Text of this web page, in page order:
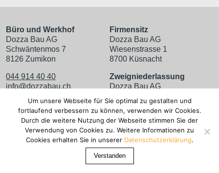
Büro und Werkhof
Dozza Bau AG
Schwäntenmos 7
8126 Zumikon
044 914 40 40
info@dozzabau.ch
Google Maps
Firmensitz
Dozza Bau AG
Wiesenstrasse 1
8700 Küsnacht
Zweigniederlassung
Dozza Bau AG
8002 Zürich
Impressum
Datenschutzerklärung
Facebook
Um unsere Webseite für Sie optimal zu gestalten und
fortlaufend verbessern zu können, verwenden wir Cookies.
Durch die weitere Nutzung der Webseite stimmen Sie der
Verwendung von Cookies zu. Weitere Informationen zu
Cookies erhalten Sie in unserer Datenschutzerklärung.
Verstanden